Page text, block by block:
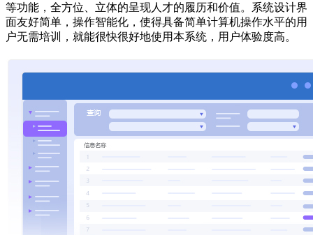
等功能，全方位、立体的呈现人才的履历和价值。系统设计界
面友好简单，操作智能化，使得具备简单计算机操作水平的用
户无需培训，就能很快很好地使用本系统，用户体验度高。